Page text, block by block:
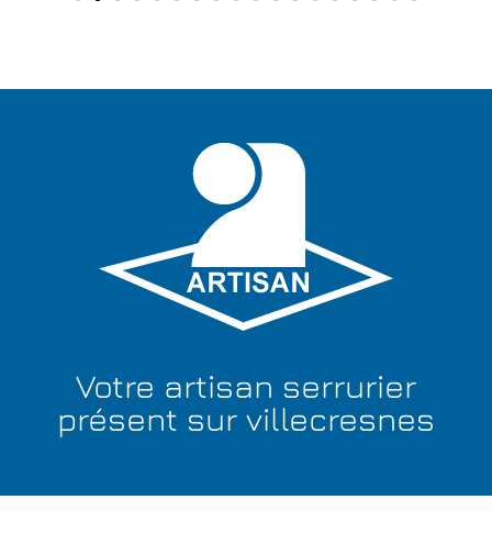
Votre artisan serrurier
présent sur villecresnes